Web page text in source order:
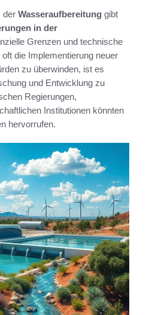
der Wasseraufbereitung gibt
in der
Grenzen und technische
die Implementierung neuer
zu überwinden, ist es
und Entwicklung zu
Regierungen,
Institutionen könnten
hervorrufen.